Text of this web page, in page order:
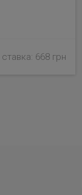
668 грн